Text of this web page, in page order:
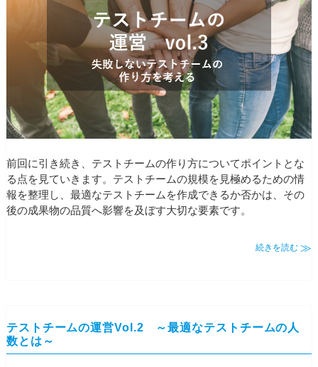
前回に引き続き、テストチームの作り方についてポイントとな
る点を見ていきます。テストチームの規模を見極めるための情
報を整理し、最適なテストチームを作成できるか否かは、その
後の成果物の品質へ影響を及ぼす大切な要素です。
続きを読む
テストチームの運営Vol.2 ～最適なテストチームの人
数とは～